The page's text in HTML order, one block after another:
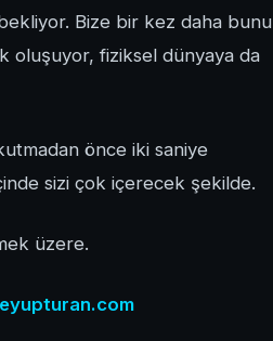
Bize bir kez daha bunu
oluşuyor, fiziksel dünyaya da
önce iki saniye
sizi çok içerecek şekilde.
üzere.